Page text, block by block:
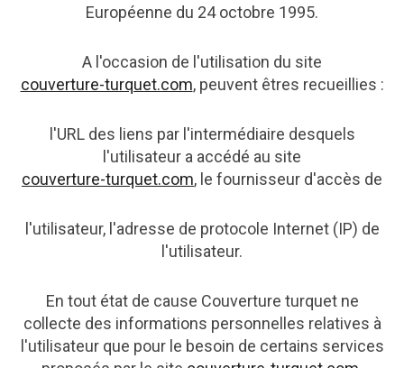
Européenne du 24 octobre 1995.
A l'occasion de l'utilisation du site
couverture-turquet.com, peuvent êtres recueillies :
l'URL des liens par l'intermédiaire desquels
l'utilisateur a accédé au site
couverture-turquet.com, le fournisseur d'accès de
l'utilisateur, l'adresse de protocole Internet (IP) de
l'utilisateur.
En tout état de cause Couverture turquet ne
collecte des informations personnelles relatives à
l'utilisateur que pour le besoin de certains services